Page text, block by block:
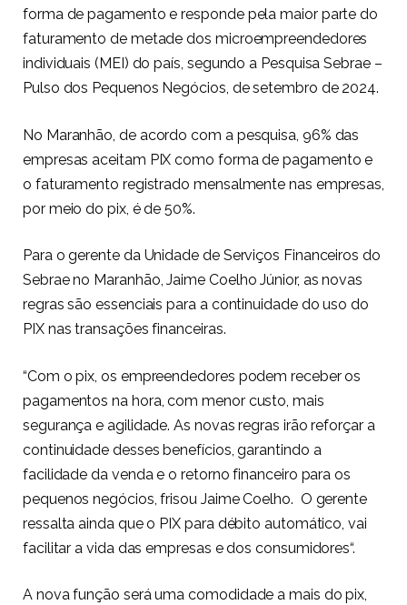
forma de pagamento e responde pela maior parte do
faturamento de metade dos microempreendedores
individuais (MEI) do país, segundo a Pesquisa Sebrae –
Pulso dos Pequenos Negócios, de setembro de 2024.
No Maranhão, de acordo com a pesquisa, 96% das
empresas aceitam PIX como forma de pagamento e
o faturamento registrado mensalmente nas empresas,
por meio do pix, é de 50%.
Para o gerente da Unidade de Serviços Financeiros do
Sebrae no Maranhão, Jaime Coelho Júnior, as novas
regras são essenciais para a continuidade do uso do
PIX nas transações financeiras.
“Com o pix, os empreendedores podem receber os
pagamentos na hora, com menor custo, mais
segurança e agilidade. As novas regras irão reforçar a
continuidade desses benefícios, garantindo a
facilidade da venda e o retorno financeiro para os
pequenos negócios, frisou Jaime Coelho. O gerente
ressalta ainda que o PIX para débito automático, vai
facilitar a vida das empresas e dos consumidores“.
A nova função será uma comodidade a mais do pix,